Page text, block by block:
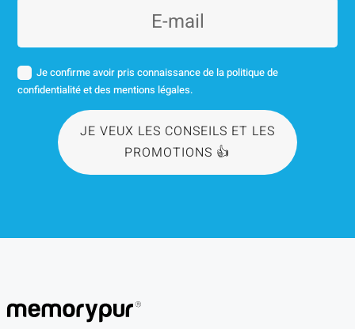
Je confirme avoir pris connaissance de la politique de
confidentialité et des mentions légales.
JE VEUX LES CONSEILS ET LES
PROMOTIONS 👍